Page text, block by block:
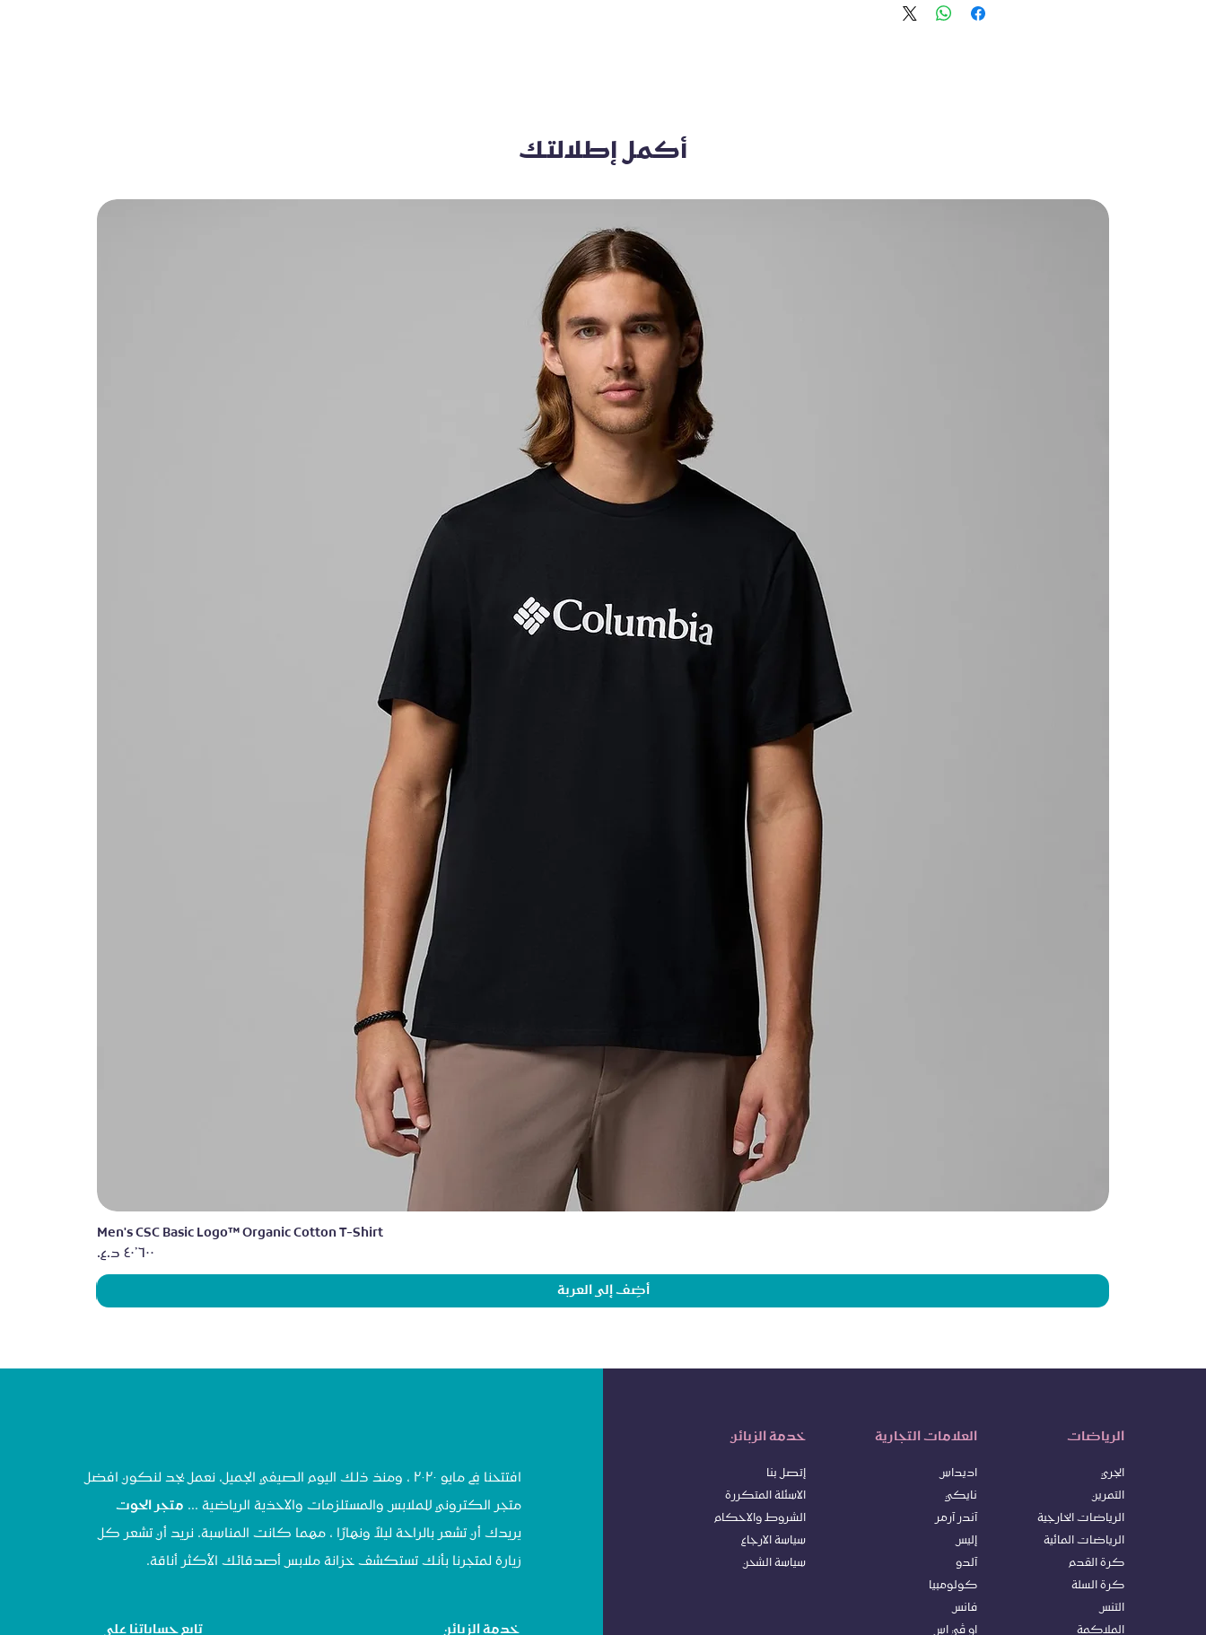
أكمل إطلالتك
Men's CSC Basic Logo™ Organic Cotton T-Shirt
السعر
أضِف إلى العربة
افتتحنا في مايو ٢٠٢٠ ، ومنذ ذلك اليوم الصيفي الجميل، نعمل بجد لنكون افضل
متجر الكتروني للملابس والمستلزمات والاحذية الرياضية ... متجر الحوت
يريدك أن تشعر بالراحة ليلاً ونهارًا ، مهما كانت المناسبة. نريد أن تشعر كل
زيارة لمتجرنا بأنك تستكشف خزانة ملابس أصدقائك الأكثر أناقة.
تابع حساباتنا على خدمة الزبائن
خدمة الزبائن
إتصل بنا
الاسئلة المتكررة
الشروطوالاحكام
سياسة الارجاع
سياسة الشحن
العلامات التجارية
اديداس
نايكي
آندر آرمر
إليس
آلدو
كولومبيا
فانس
او ڤي اس
الرياضات
الجري
التمرين
الرياضات الخارجية
الرياضات المائية
كرة القدم
كرة السلة
التنس
الملاكمة